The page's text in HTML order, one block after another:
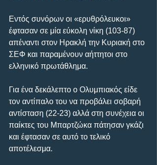
Εντός συνόρων οι «ερυθρόλευκοι»
έφτασαν σε μία εύκολη νίκη (103-87)
απέναντι στον Ηρακλή την Κυριακή στο
ΣΕΦ και παραμένουν αήττητοι στο
ελληνικό πρωτάθλημα.
Για ένα δεκάλεπτο ο Ολυμπιακός είδε
τον αντίπαλο του να προβάλει σοβαρή
αντίσταση (22-23) αλλά στη συνέχεια οι
παίκτες του Μπαρτζώκα πάτησαν γκάζι
και έφτασαν σε αυτό το τελικό
αποτέλεσμα.